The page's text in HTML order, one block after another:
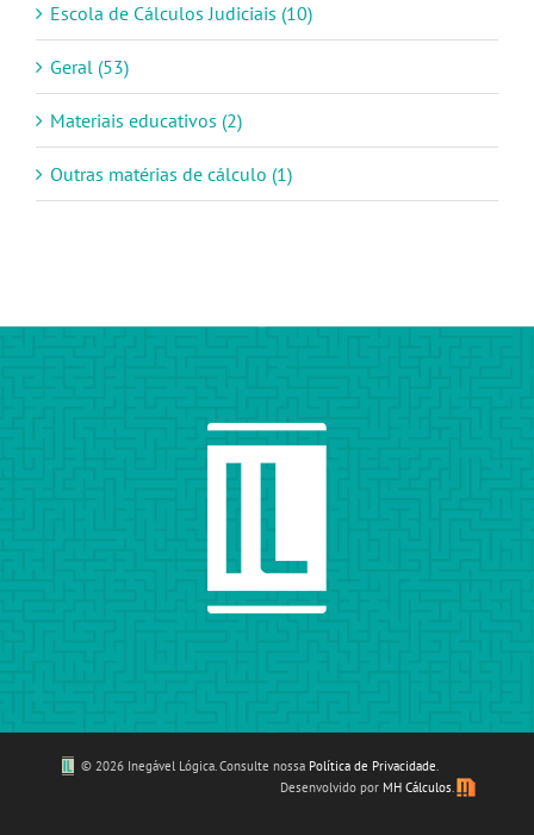
Escola de Cálculos Judiciais (10)
Geral (53)
Materiais educativos (2)
Outras matérias de cálculo (1)
©2026 Inegável Lógica. Consulte nossa Política de Privacidade.
Desenvolvido por MH Cálculos